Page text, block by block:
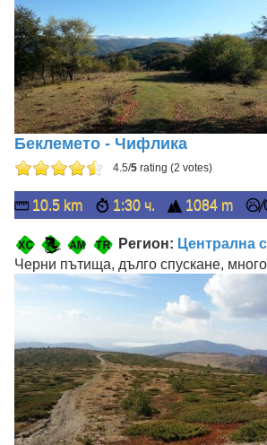
Беклемето - Чифлика
4.5/5 rating (2 votes)
10.5 km 1:30 ч. 1084 m
Регион: Централна
Черни пътища, дълго спускане,